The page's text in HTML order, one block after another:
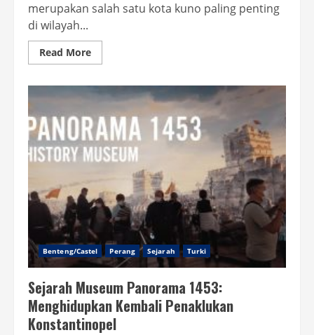
merupakan salah satu kota kuno paling penting
di wilayah...
Read MoreRead
more
Kuno
Myra
Demre:
Warisan
Likya
yang
Mendunia
Benteng/Castel Perang Sejarah Turki
Sejarah Museum Panorama 1453:
Menghidupkan Kembali Penaklukan
Konstantinopel